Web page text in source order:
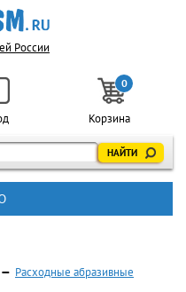
России
0
Корзина
— Расходные абразивные